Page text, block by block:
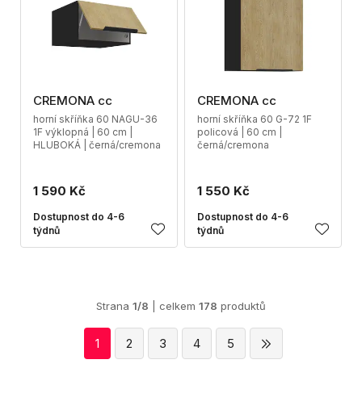
CREMONA cc
horní skříňka 60 NAGU-36
1F výklopná | 60 cm |
HLUBOKÁ | černá/cremona
1 590 Kč
Dostupnost do 4-6
týdnů
CREMONA cc
horní skříňka 60 G-72 1F
policová | 60 cm |
černá/cremona
1 550 Kč
Dostupnost do 4-6
týdnů
Strana 1/8 | celkem 178 produktů
1 2 3 4 5